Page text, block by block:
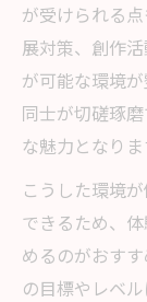
浜松
指導
大人
静岡
ーチ
書道
る理
経験者が
が受けられる
展対策、創作
が可能な環境
同士が切磋琢
な魅力となりま
こうした環境
できるため、
めるのがおす
の目標やレベ